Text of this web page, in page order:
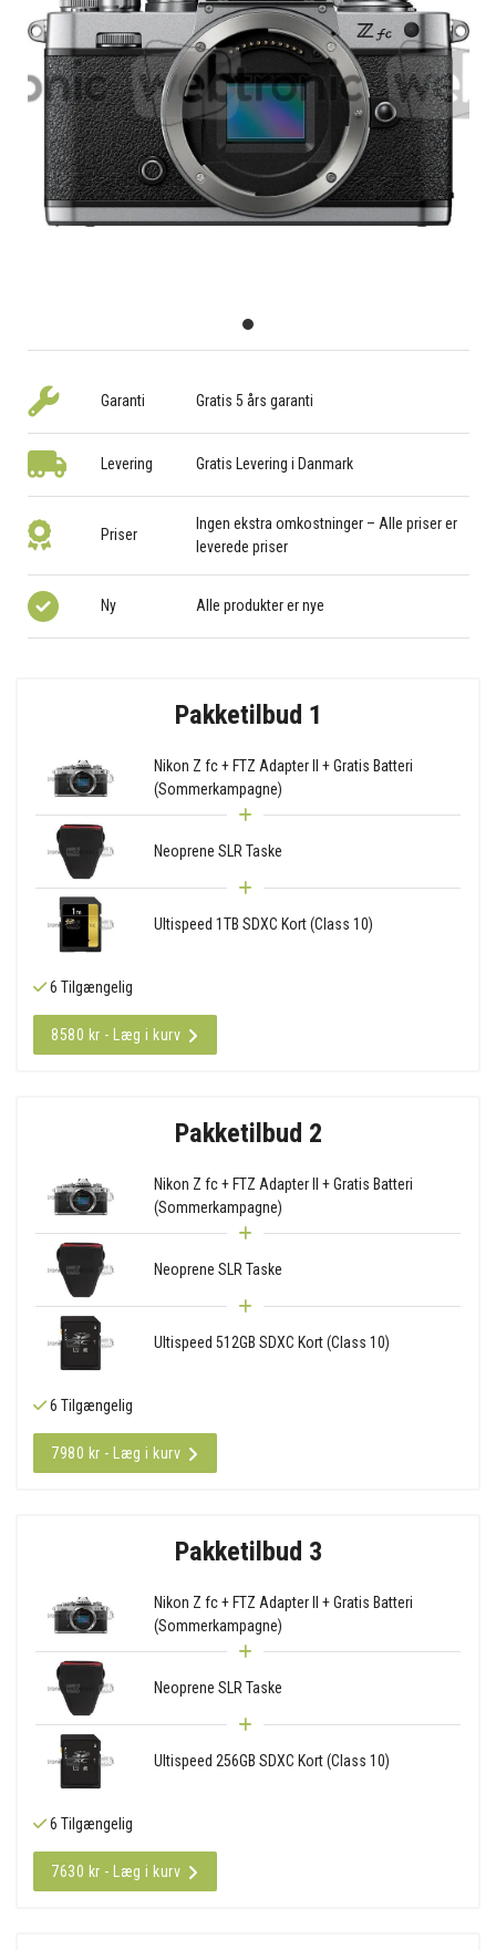
Garanti Gratis 5 års garanti
Levering Gratis Levering i Danmark
Priser
Ingen ekstra omkostninger – Alle priser er
leverede priser
Ny Alle produkter er nye
Pakketilbud 1
Nikon Z fc + FTZ Adapter II + Gratis Batteri
(Sommerkampagne)
Neoprene SLR Taske
Ultispeed 1TB SDXC Kort (Class 10)
6 Tilgængelig
8580 kr - Læg i kurv
Pakketilbud 2
Nikon Z fc + FTZ Adapter II + Gratis Batteri
(Sommerkampagne)
Neoprene SLR Taske
Ultispeed 512GB SDXC Kort (Class 10)
6 Tilgængelig
7980 kr - Læg i kurv
Pakketilbud 3
Nikon Z fc + FTZ Adapter II + Gratis Batteri
(Sommerkampagne)
Neoprene SLR Taske
Ultispeed 256GB SDXC Kort (Class 10)
6 Tilgængelig
7630 kr - Læg i kurv